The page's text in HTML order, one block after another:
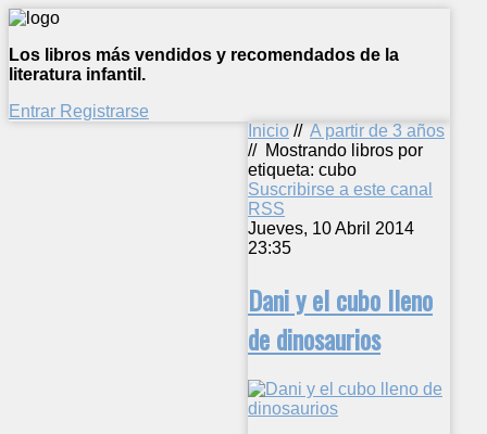
Los libros más vendidos y recomendados de la
literatura infantil.
Entrar Registrarse
Inicio // A partir de 3 años
// Mostrando libros por
etiqueta: cubo
Suscribirse a este canal
RSS
Jueves, 10 Abril 2014
23:35
Dani y el cubo lleno
de dinosaurios